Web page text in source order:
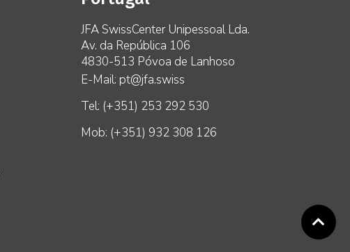
JFA SwissCenter Unipessoal Lda.
Av. da República 106
4830-513 Póvoa de Lanhoso
E-Mail: pt@jfa.swiss
Tel: (+351) 253 292 530
Mob: (+351) 932 308 126